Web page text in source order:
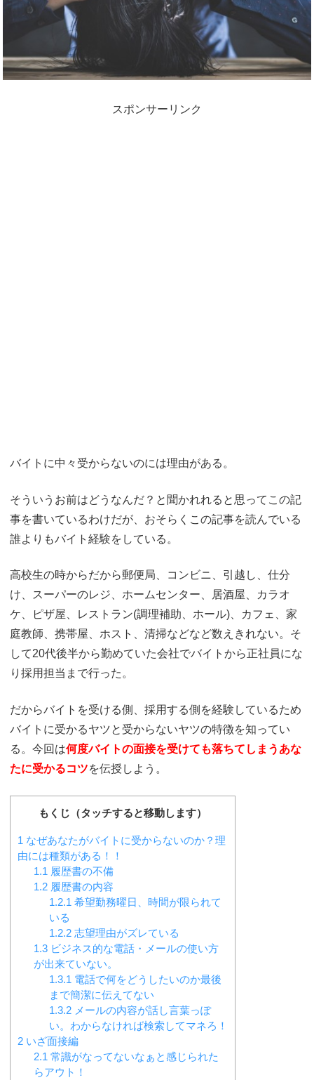
スポンサーリンク
バイトに中々受からないのには理由がある。
そういうお前はどうなんだ？と聞かれれると思ってこの記
事を書いているわけだが、おそらくこの記事を読んでいる
誰よりもバイト経験をしている。
高校生の時からだから郵便局、コンビニ、引越し、仕分
け、スーパーのレジ、ホームセンター、居酒屋、カラオ
ケ、ピザ屋、レストラン(調理補助、ホール)、カフェ、家
庭教師、携帯屋、ホスト、清掃などなど数えきれない。そ
して20代後半から勤めていた会社でバイトから正社員にな
り採用担当まで行った。
だからバイトを受ける側、採用する側を経験しているため
バイトに受かるヤツと受からないヤツの特徴を知ってい
る。今回は何度バイトの面接を受けても落ちてしまうあな
たに受かるコツを伝授しよう。
もくじ（タッチすると移動します）
1 なぜあなたがバイトに受からないのか？理
由には種類がある！！
1.1 履歴書の不備
1.2履歴書の内容
1.2.1 希望勤務曜日、時間が限られて
いる
1.2.2 志望理由がズレている
1.3ビジネス的な電話・メールの使い方
が出来ていない。
1.3.1 電話で何をどうしたいのか最後
まで簡潔に伝えてない
1.3.2 メールの内容が話し言葉っぽ
い。わからなければ検索してマネろ！
2 いざ面接編
2.1 常識がなってないなぁと感じられた
らアウト！